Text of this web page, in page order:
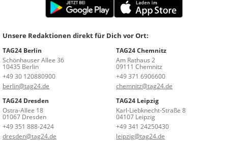
Unsere Redaktionen direkt für Dich vor Ort:
TAG24 Berlin
Schönhauser Allee 36
10435 Berlin
+49 30 120880900
berlin@tag24.de
TAG24 Chemnitz
Am Rathaus 2
09111 Chemnitz
+49 371 6906600
chemnitz@tag24.de
TAG24 Dresden
Ostra-Allee 18
01067 Dresden
+49 351 888-2424
dresden@tag24.de
TAG24 Leipzig
Karl-Liebknecht-Straße 8
04107 Leipzig
+49 341 24250430
leipzig@tag24.de